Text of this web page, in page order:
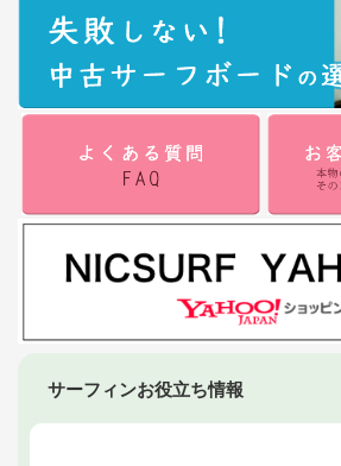
サーフィンお役立ち情報